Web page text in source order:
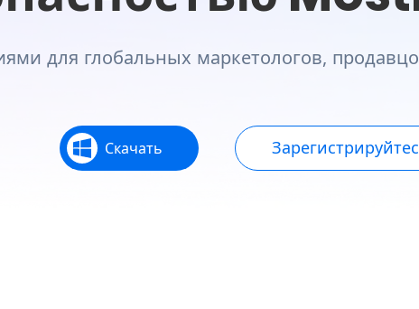
для глобальных маркетологов,
Скачать